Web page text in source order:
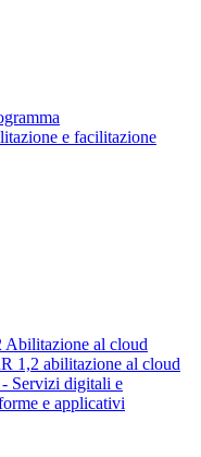
e facilitazione
Abilitazione al cloud
1,2 abilitazione al cloud
Servizi digitali e
e applicativi